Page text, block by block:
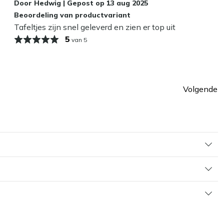
Door Hedwig | Gepost op 13 aug 2025
Beoordeling van productvariant
Tafeltjes zijn snel geleverd en zien er top uit
5 van 5
Volgende